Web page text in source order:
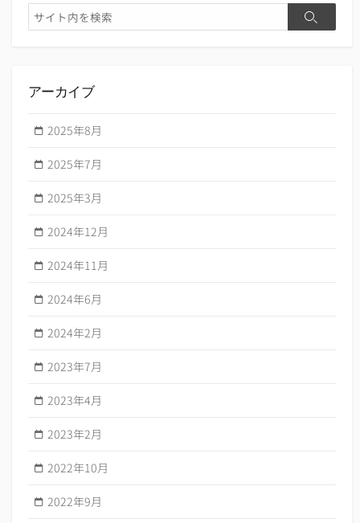
検
索
検
アーカイブ
2025年8月
2025年7月
2025年3月
2024年12月
2024年11月
2024年6月
2024年2月
2023年7月
2023年4月
2023年2月
2022年10月
2022年9月